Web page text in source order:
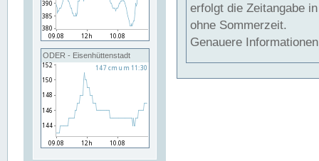
ODER - Eisenhüttenstadt
erfolgt die Zeitangabe
ohne Sommerzeit.
Genauere